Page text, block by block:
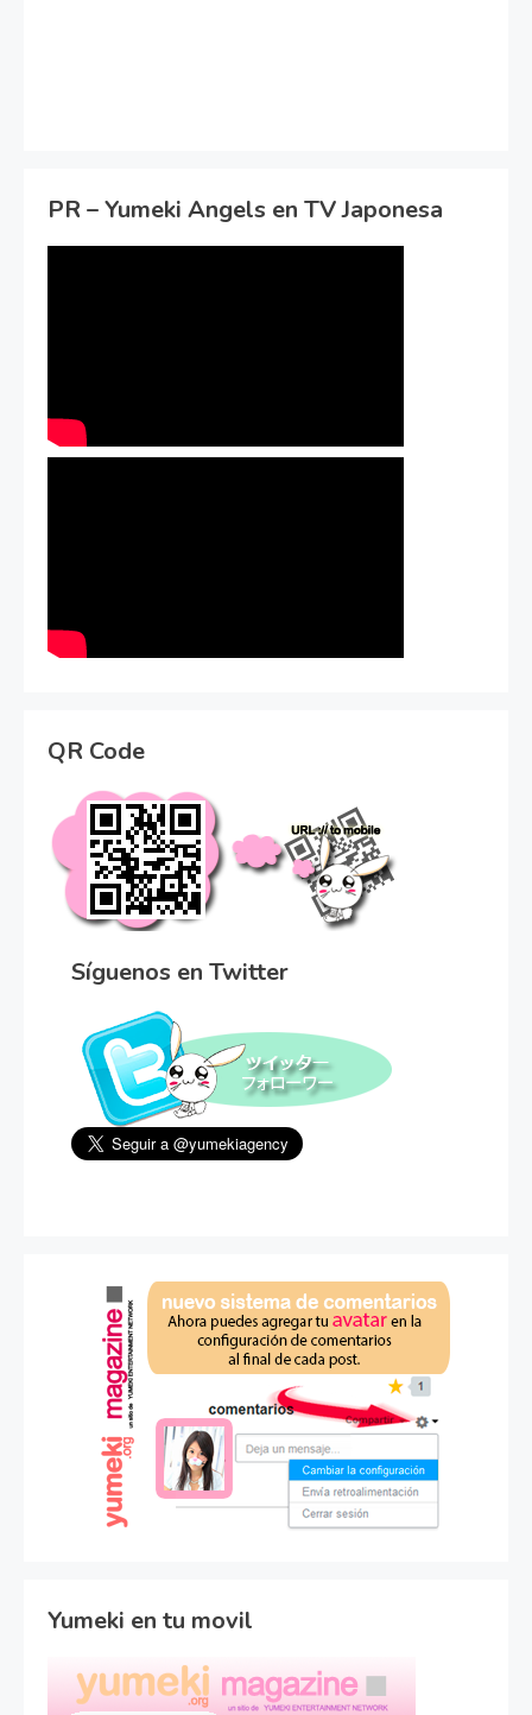
PR – Yumeki Angels en TV Japonesa
QR Code
Síguenos en Twitter
Yumeki en tu movil